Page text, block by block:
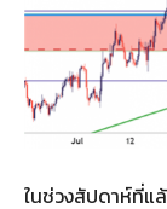
ในช่วงสัปดาห์ที่แ